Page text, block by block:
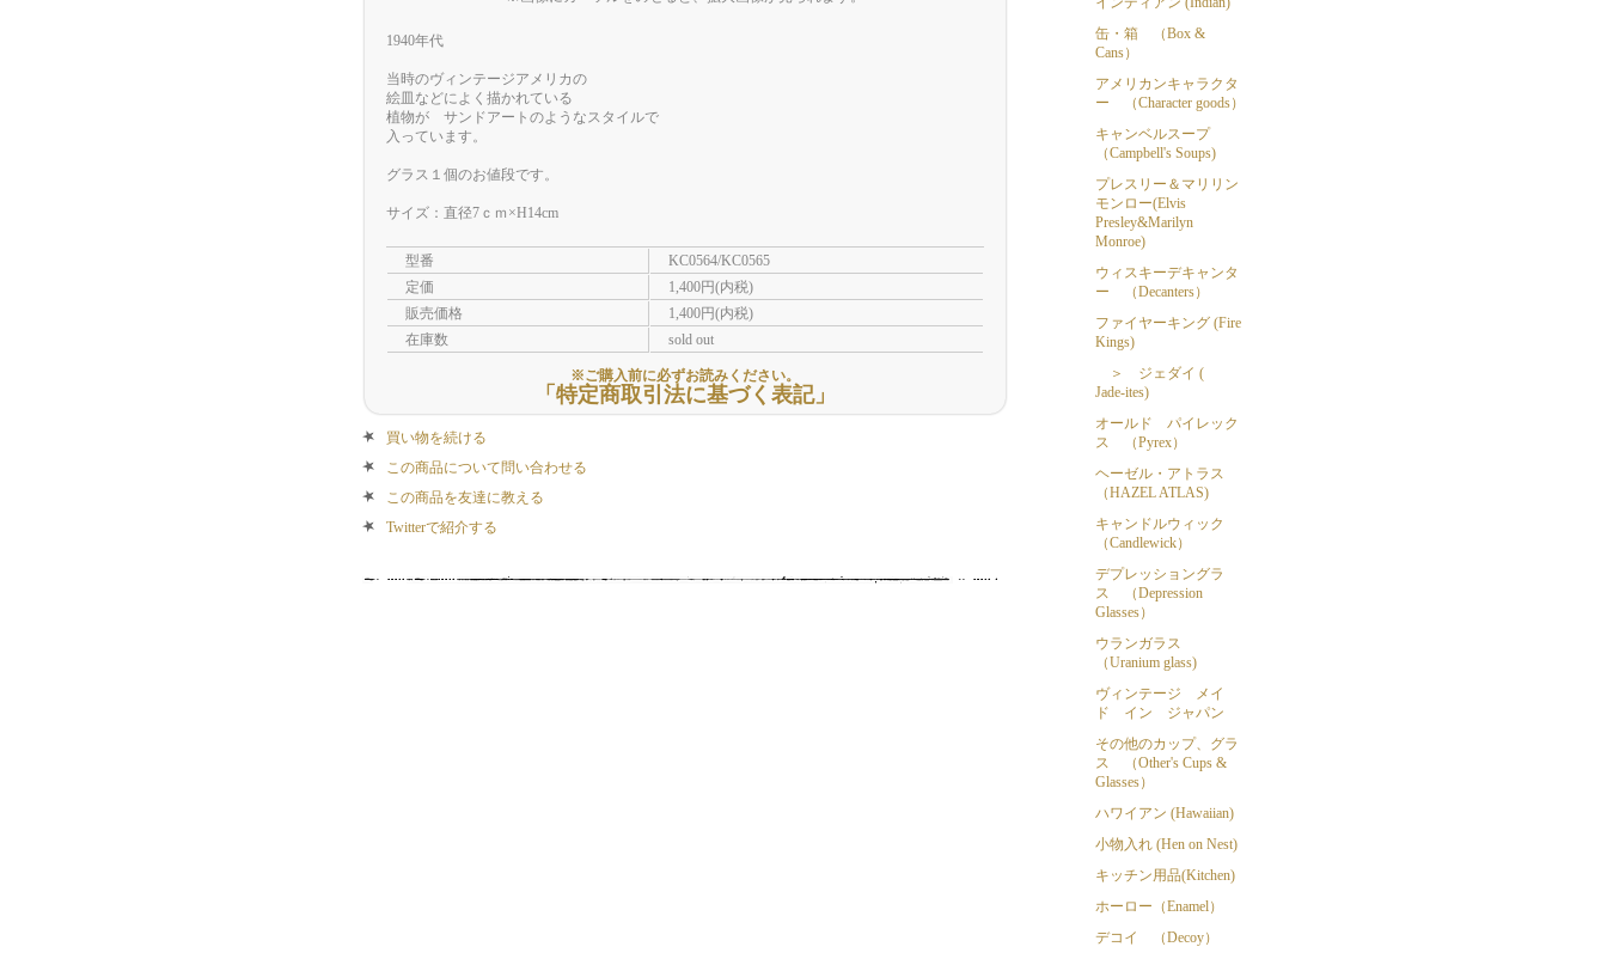
1940年代
当時のヴィンテージアメリカの
絵皿などによく描かれている
植物が サンドアートのようなスタイルで
入っています。
グラス１個のお値段です。
サイズ：直径7ｃｍ×H14cm
型番
KC0564/KC0565
定価
1,400円(内税)
販売価格
1,400円(内税)
在庫数
sold out
※ご購入前に必ずお読みください。
「特定商取引法に基づく表記」
買い物を続ける
この商品について問い合わせる
この商品を友達に教える
Twitterで紹介する
缶・箱 （Box &
Cans）
アメリカンキャラクタ
ー （Character goods）
キャンベルスープ
（Campbell's Soups)
プレスリー＆マリリン
モンロー(Elvis
Presley&Marilyn
Monroe)
ウィスキーデキャンタ
ー （Decanters）
ファイヤーキング (Fire
Kings)
＞ ジェダイ (
Jade-ites)
オールド パイレック
ス （Pyrex）
ヘーゼル・アトラス
（HAZEL ATLAS)
キャンドルウィック
（Candlewick）
デプレッショングラ
ス （Depression
Glasses）
ウランガラス
（Uranium glass)
ヴィンテージ メイ
ド イン ジャパン
その他のカップ、グラ
ス （Other's Cups &
Glasses）
ハワイアン (Hawaiian)
小物入れ (Hen on Nest)
キッチン用品(Kitchen)
ホーロー（Enamel）
デコイ （Decoy）